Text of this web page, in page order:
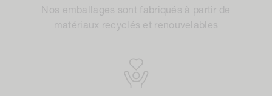
Nos emballages sont fabriqués à partir de
matériaux recyclés et renouvelables